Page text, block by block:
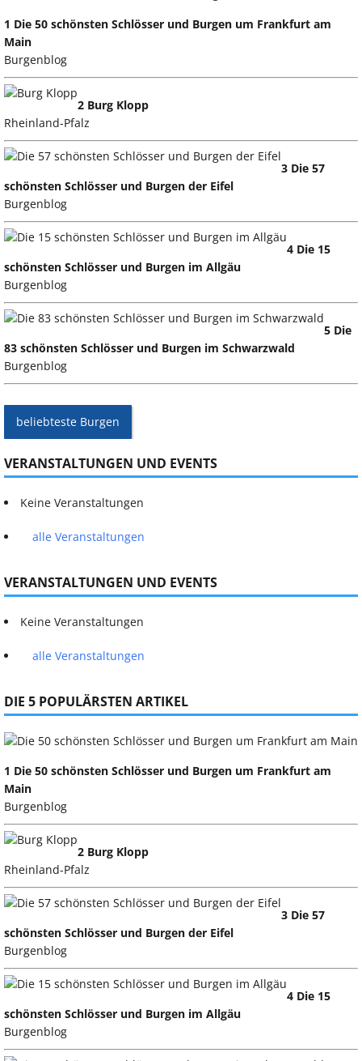
1 Die 50 schönsten Schlösser und Burgen um Frankfurt am
Main
Burgenblog
2 Burg Klopp
Rheinland-Pfalz
3 Die 57
schönsten Schlösser und Burgen der Eifel
Burgenblog
4 Die 15
schönsten Schlösser und Burgen im Allgäu
Burgenblog
5 Die
83 schönsten Schlösser und Burgen im Schwarzwald
Burgenblog
beliebteste Burgen
VERANSTALTUNGEN UND EVENTS
Keine Veranstaltungen
alle Veranstaltungen
VERANSTALTUNGEN UND EVENTS
Keine Veranstaltungen
alle Veranstaltungen
DIE 5 POPULÄRSTEN ARTIKEL
1 Die 50 schönsten Schlösser und Burgen um Frankfurt am
Main
Burgenblog
2 Burg Klopp
Rheinland-Pfalz
3 Die 57
schönsten Schlösser und Burgen der Eifel
Burgenblog
4 Die 15
schönsten Schlösser und Burgen im Allgäu
Burgenblog